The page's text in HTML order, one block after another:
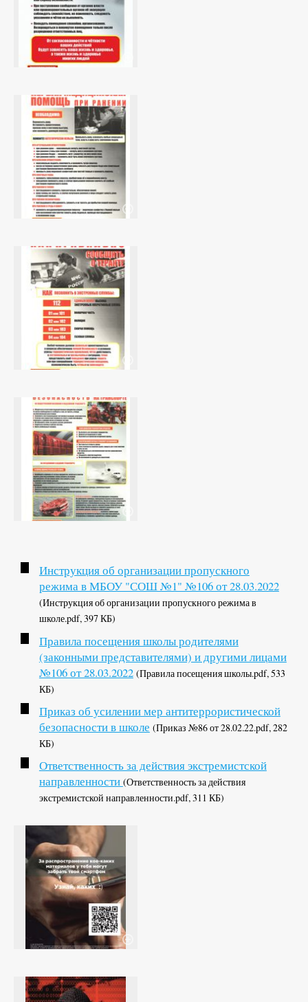
Инструкция об организации пропускного
режима в МБОУ "СОШ №1" №106 от 28.03.2022
(Инструкция об организации пропускного режима в
школе.pdf, 397 КБ)
Правила посещения школы родителями
(законными представителями) и другими лицами
№106 от 28.03.2022 (Правила посещения школы.pdf, 533
КБ)
Приказ об усилении мер антитеррористической
безопасности в школе (Приказ №86 от 28.02.22.pdf, 282
КБ)
Ответственность за действия экстремистской
направленности (Ответственность за действия
экстремистской направленности.pdf, 311 КБ)